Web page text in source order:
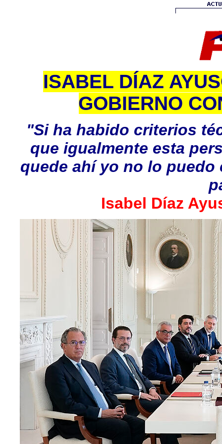
ISABEL DÍAZ
GOBIERNO
"Si ha habido criterios
que igualmente esta
quede ahí yo no lo
Isabel Díaz